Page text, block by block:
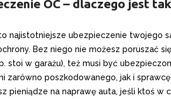
OC – dlaczego jest
najistotniejsze ubezpieczenie twojego
Bez niego nie możesz poruszać
stoi w garażu), też musi być
zarówno poszkodowanego, jak i
pieniądze na naprawę auta, jeśli ktoś w